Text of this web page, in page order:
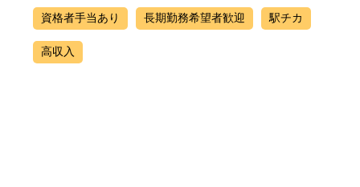
資格者手当あり 長期勤務希望者歓迎 駅チカ
高収入